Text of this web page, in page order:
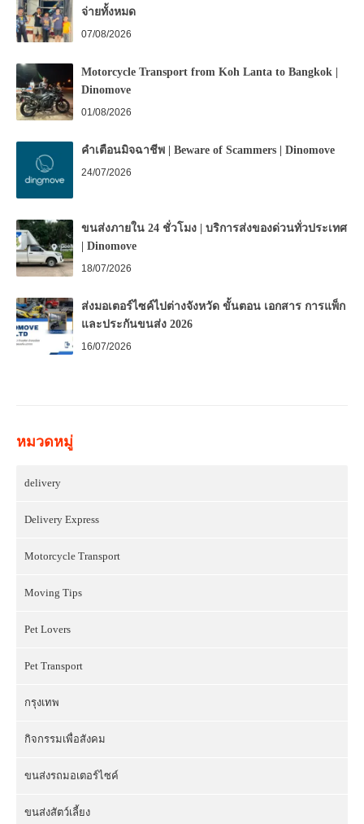
จ่ายทั้งหมด
07/08/2026
Motorcycle Transport from Koh Lanta to Bangkok |
Dinomove
01/08/2026
คำเตือนมิจฉาชีพ | Beware of Scammers | Dinomove
24/07/2026
ขนส่งภายใน 24 ชั่วโมง | บริการส่งของด่วนทั่วประเทศ
| Dinomove
18/07/2026
ส่งมอเตอร์ไซค์ไปต่างจังหวัด ขั้นตอน เอกสาร การแพ็ก
และประกันขนส่ง 2026
16/07/2026
หมวดหมู่
delivery
Delivery Express
Motorcycle Transport
Moving Tips
Pet Lovers
Pet Transport
กรุงเทพ
กิจกรรมเพื่อสังคม
ขนส่งรถมอเตอร์ไซค์
ขนส่งสัตว์เลี้ยง